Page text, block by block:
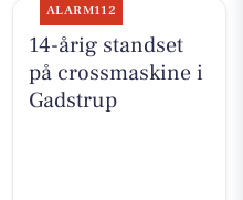
ALARM112
14-årig standset
på crossmaskine i
Gadstrup